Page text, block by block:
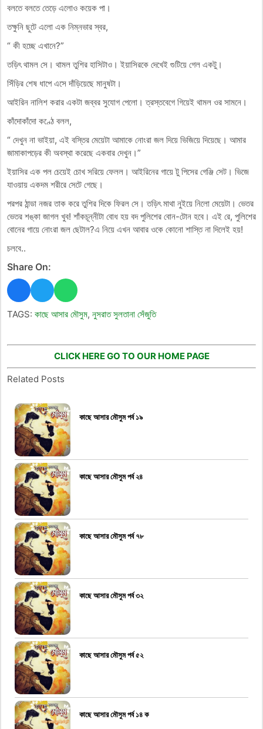
বলতে বলতে তেড়ে এলোও কয়েক পা।
তক্ষুনি ছুটে এলো এক নিম্নভার স্বর,
“ কী হচ্ছে এখানে?”
তড়িৎ থামল সে। থামল তুশির হাসিটাও। ইয়াসিরকে দেখেই গুটিয়ে গেল একটু।
সিঁড়ির শেষ ধাপে এসে দাঁড়িয়েছে মানুষটা।
আইরিন নালিশ করার একটা জব্বর সুযোগ পেলো। ত্রস্তবেগে গিয়েই থামল ওর সামনে।
কাঁদোকাঁদো কণ্ঠে বলল,
“ দেখুন না ভাইয়া, এই বস্তির মেয়েটা আমাকে নোংরা জল দিয়ে ভিজিয়ে দিয়েছে। আমার
জামাকাপড়ের কী অবস্থা করেছে একবার দেখুন।”
ইয়াসির এক পল চেয়েই চোখ সরিয়ে ফেলল। আইরিনের গায়ে টু পিসের গেঞ্জি সেট। ভিজে
যাওয়ায় একদম শরীরে সেটে গেছে।
পরপর ঠান্ডা নজর তাক করে তুশির দিকে ফিরল সে। তড়িৎ মাথা নুইয়ে নিলো মেয়েটা। ভেতর
ভেতর শঙ্কা জাগল খুব! শাঁকচূন্নীটা বোধ হয় বদ পুলিশের বোন-টোন হবে। এই রে, পুলিশের
বোনের গায়ে নোংরা জল ছেটাল?এ নিয়ে এখন আবার ওকে কোনো শাস্তি না দিলেই হয়!
চলবে..
Share On:
TAGS: কাছে আসার মৌসুম, নুসরাত সুলতানা সেঁজুতি
CLICK HERE GO TO OUR HOME PAGE
Related Posts
কাছে আসার মৌসুম পর্ব ১৯
কাছে আসার মৌসুম পর্ব ২৪
কাছে আসার মৌসুম পর্ব ৭৮
কাছে আসার মৌসুম পর্ব ৩২
কাছে আসার মৌসুম পর্ব ৫২
কাছে আসার মৌসুম পর্ব ১৪ ক